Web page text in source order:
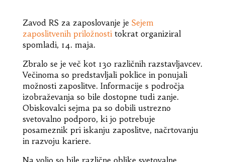
Zavod RS za zaposlovanje je Sejem
zaposlitvenih priložnosti tokrat organiziral
spomladi, 14. maja.
Zbralo se je več kot 130 različnih razstavljavcev.
Večinoma so predstavljali poklice in ponujali
možnosti zaposlitve. Informacije s področja
izobraževanja so bile dostopne tudi zanje.
Obiskovalci sejma pa so dobili ustrezno
svetovalno podporo, ki jo potrebuje
posameznik pri iskanju zaposlitve, načrtovanju
in razvoju kariere.
Na voljo so bile različne oblike svetovalne